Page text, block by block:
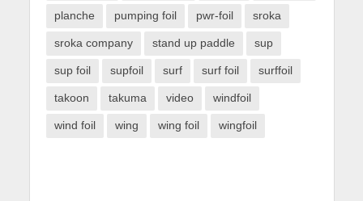
planche pumping foil pwr-foil sroka
sroka company stand up paddle sup
sup foil supfoil surf surf foil surffoil
takoon takuma video windfoil
wind foil wing wing foil wingfoil